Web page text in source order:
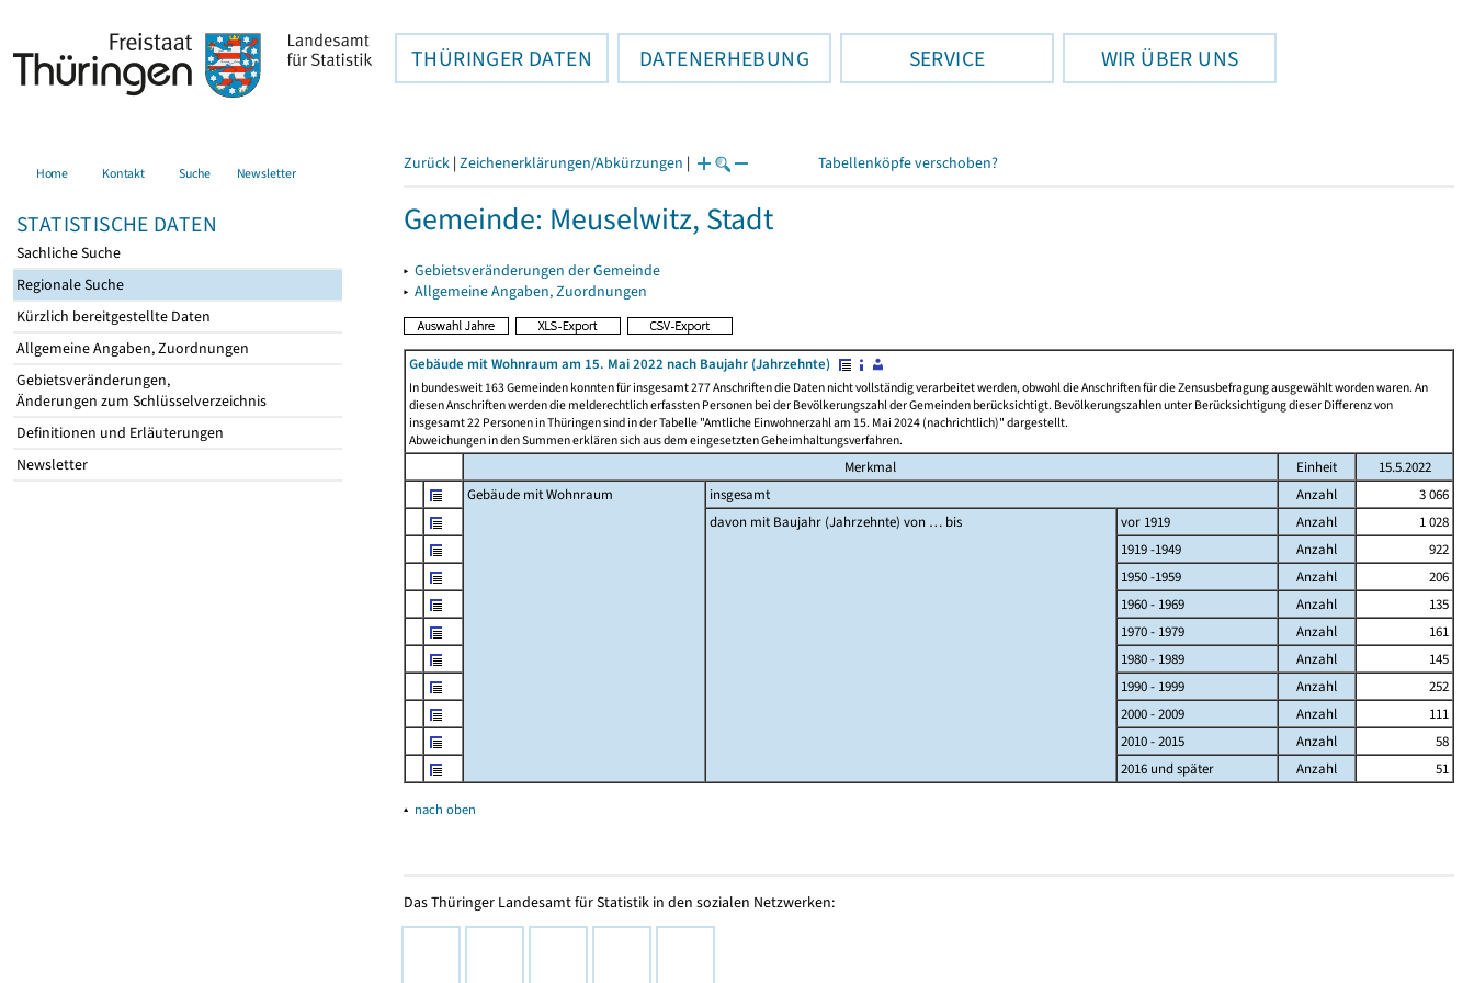
THÜRINGER DATEN DATENERHEBUNG SERVICE WIR ÜBER UNS
Home Kontakt Suche Newsletter
STATISTISCHE DATEN
Sachliche Suche
Regionale Suche
Kürzlich bereitgestellte Daten
Allgemeine Angaben, Zuordnungen
Gebietsveränderungen,
Änderungen zum Schlüsselverzeichnis
Definitionen und Erläuterungen
Newsletter
Zurück | Zeichenerklärungen/Abkürzungen | Tabellenköpfe verschoben?
Gemeinde: Meuselwitz, Stadt
▸ Gebietsveränderungen der Gemeinde
▸ Allgemeine Angaben, Zuordnungen
Gebäude mit Wohnraum am 15. Mai 2022 nach Baujahr (Jahrzehnte)
In bundesweit 163 Gemeinden konnten für insgesamt 277 Anschriften die Daten nicht vollständig verarbeitet werden, obwohl die Anschriften für die Zensusbefragung ausgewählt worden waren. An
diesen Anschriften werden die melderechtlich erfassten Personen bei der Bevölkerungszahl der Gemeinden berücksichtigt. Bevölkerungszahlen unter Berücksichtigung dieser Differenz von
insgesamt 22 Personen in Thüringen sind in der Tabelle "Amtliche Einwohnerzahl am 15. Mai 2024 (nachrichtlich)" dargestellt.
Abweichungen in den Summen erklären sich aus dem eingesetzten Geheimhaltungsverfahren.
Merkmal Einheit
15.5.2022
Gebäude mit Wohnraum
insgesamt Anzahl
3 066
davon mit Baujahr (Jahrzehnte) von … bis
vor 1919 Anzahl
1 028
1919 -1949
Anzahl
922
1950 -1959
Anzahl
206
1960 - 1969
Anzahl
135
1970 - 1979
Anzahl
161
1980 - 1989
Anzahl
145
1990 - 1999
Anzahl
252
2000 - 2009
Anzahl
111
2010 - 2015
Anzahl
58
2016 und später
Anzahl 51
▴ nach oben
Das Thüringer Landesamt für Statistik in den sozialen Netzwerken: